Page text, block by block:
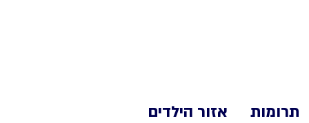
תרומות אזור הילדים